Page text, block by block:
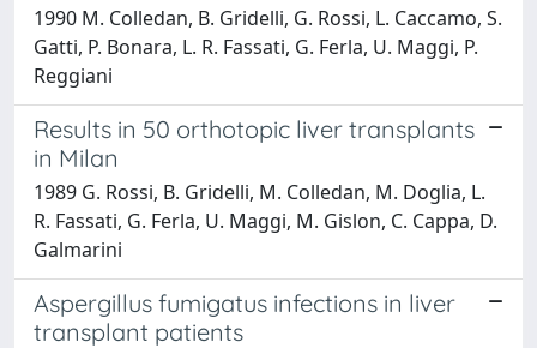
1990 M. Colledan, B. Gridelli, G. Rossi, L. Caccamo, S.
Gatti, P. Bonara, L. R. Fassati, G. Ferla, U. Maggi, P.
Reggiani
Results in 50 orthotopic liver transplants
in Milan
1989 G. Rossi, B. Gridelli, M. Colledan, M. Doglia, L.
R. Fassati, G. Ferla, U. Maggi, M. Gislon, C. Cappa, D.
Galmarini
Aspergillus fumigatus infections in liver
transplant patients